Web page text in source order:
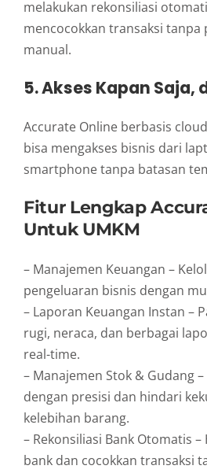
melakukan rekonsiliasi
mencocokkan transaksi tanpa
manual.
5. Akses Kapan Saja,
Accurate Online berbasis
bisa mengakses bisnis dari
smartphone tanpa batasan
Fitur Lengkap
Untuk UMKM
– Manajemen Keuangan –
pengeluaran bisnis dengan
– Laporan Keuangan Instan –
rugi, neraca, dan berbagai
real-time.
– Manajemen Stok & Gudang
dengan presisi dan hindari
kelebihan barang.
– Rekonsiliasi Bank Otomatis
bank dan cocokkan transaksi